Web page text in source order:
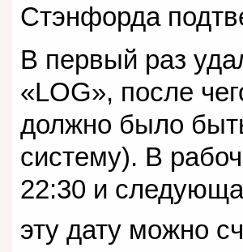
Стэнфорда
В первый раз
«LOG», после
должно было
систему). В
22:30 и
эту дату можно